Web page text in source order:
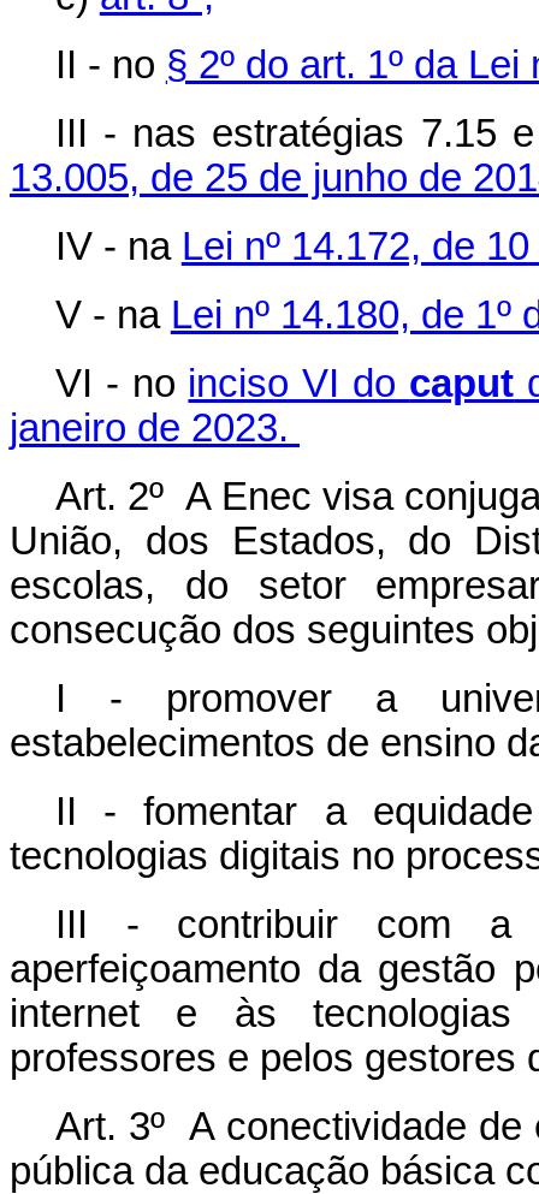
II - no § 2º do art. 1º da
III - nas estratégias 7.15
13.005, de 25 de junho de
IV - na Lei nº 14.172, de
V - na Lei nº 14.180, de 1º
VI - no inciso VI do caput
janeiro de 2023.
Art. 2º A Enec visa
União, dos Estados, do
escolas, do setor
consecução dos seguintes
I - promover a
estabelecimentos de ensino
II - fomentar a
tecnologias digitais no
III - contribuir com a
aperfeiçoamento da gestão
internet e às tecnologias
professores e pelos gestores
Art. 3º A conectividade de
pública da educação básica